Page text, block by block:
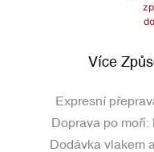
Více
Expresní
Doprava po moři:
Dodávka vlakem